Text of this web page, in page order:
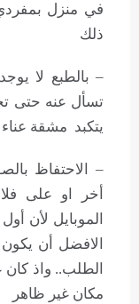
في منزل
ذلك
– بالطبع لا
تسأل عنه حتى
يتكبد مشقة عناء
– الاحتفاظ
أخر او على
الموبايل لأن
الافضل أن
الطلب.. واذ
مكان غير ظاهر